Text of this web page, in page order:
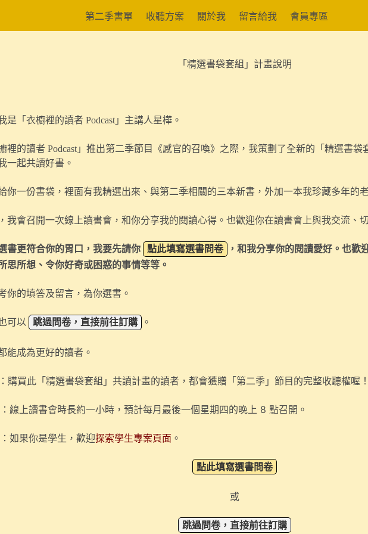
第二季書單 收聽方案 關於我 留言給我 會員專區
「精選書袋套組」計畫說明
是「衣櫥裡的讀者 Podcast」主講人星樺。
裡的讀者 Podcast」推出第二季節目《感官的召喚》之際，我策劃了全新的「精選書
一起共讀好書。
你一份書袋，裡面有我精選出來、與第二季相關的三本新書， 外加一本我珍藏多年的
我會召開一次線上讀書會，和你分享我的閱讀心得。也歡迎你在讀書會上與我交流、
書更符合你的胃口，我要先請你 點此填寫選書問卷
，和我分享你的閱讀愛好。也歡
思所想、令你好奇或困惑的事情等等 。
你的填答及留言，為你選書。
可以 跳過問卷，直接前往訂購 。
能成為更好的讀者。
購買此「精選書袋套組」共讀計畫的讀者，都會獲贈「第二季」節目的完整收聽權喔
線上讀書會時長約一小時，預計每月最後一個星期四的晚上 8 點召開。
如果你是學生，歡迎探索學生專案頁面 。
點此填寫選書問卷
或
跳過問卷，直接前往訂購